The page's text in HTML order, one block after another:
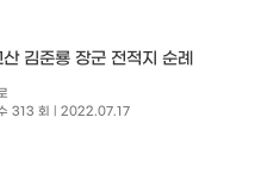
김준룡 장군 전적지 순례
313 회
| 2022.07.17